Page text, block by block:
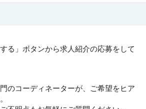
る」ボタンから求人紹介の応募をして
のコーディネーターが、ご希望をヒア